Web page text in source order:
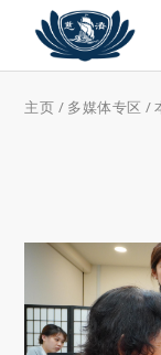
主页 / 多媒体专区 /